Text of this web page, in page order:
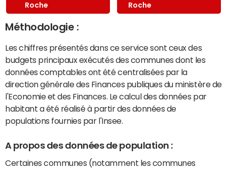
Roche
Roche
Méthodologie :
Les chiffres présentés dans ce service sont ceux des
budgets principaux exécutés des communes dont les
données comptables ont été centralisées par la
direction générale des Finances publiques du ministère de
l'Economie et des Finances. Le calcul des données par
habitant a été réalisé à partir des données de
populations fournies par l'Insee.
A propos des données de population :
Certaines communes (notamment les communes